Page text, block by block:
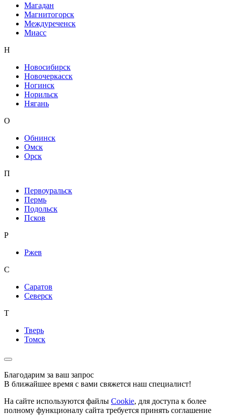
Магадан
Магнитогорск
Междуреченск
Миасс
Н
Новосибирск
Новочеркасск
Ногинск
Норильск
Нягань
О
Обнинск
Омск
Орск
П
Первоуральск
Пермь
Подольск
Псков
Р
Ржев
С
Саратов
Северск
Т
Тверь
Томск
Благодарим за ваш запрос
В ближайшее время с вами свяжется наш специалист!
На сайте используются файлы Cookie, для доступа к более
полному функционалу сайта требуется принять соглашение